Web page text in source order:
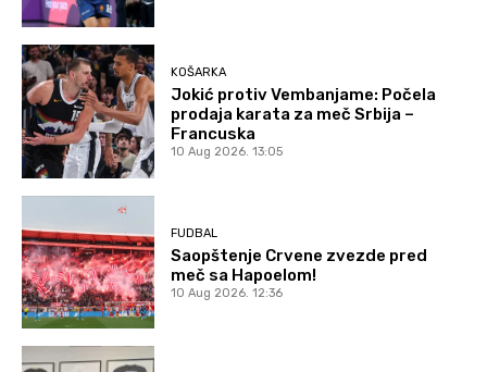
KOŠARKA
Jokić protiv Vembanjame: Počela
prodaja karata za meč Srbija –
Francuska
10 Aug 2026. 13:05
FUDBAL
Saopštenje Crvene zvezde pred
meč sa Hapoelom!
10 Aug 2026. 12:36